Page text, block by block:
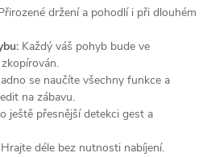
držení a pohodlí i při dlouhém
Každý váš pohyb bude ve
se naučíte všechny funkce a
na zábavu.
ještě přesnější detekci gest a
Hrajte déle bez nutnosti nabíjení.